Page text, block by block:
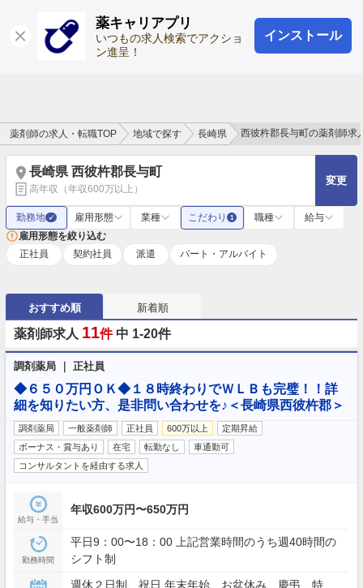
薬キャリアプリ
いつもの求人検索でアクショ
ン進呈！
インストール
ログイン 会員登録
薬剤師の求人・転職TOP 地域で探す 長崎県 西彼杵郡長与町の薬剤師求
長崎県 西彼杵郡長与町
高年収（年収600万以上）
変更
勤務地 ✓ 雇用形態 業種 こだわり 1 職種
給与
雇用形態を絞り込む
正社員
契約社員 派遣 パート・アルバイト
おすすめ順 新着順
薬剤師求人 11件 中 1-20件
調剤薬局 ｜ 正社員
◆６５０万円ＯＫ◆１８時終わりでＷＬＢも完璧！！詳
細を知りたい方、是非問い合わせを♪＜長崎県西彼杵郡＞
調剤薬局 一般薬剤師 正社員 600万以上
定期昇給
ボーナス・賞与あり
在宅 転勤なし
車通勤可
コンサルタントを経由する求人
給与・手当
年収600万円〜650万円
勤務時間
平日9：00〜18：00 上記営業時間のうち週40時間の
シフト制
週休２日制、祝日 年末年始、お盆休み、慶弔、特